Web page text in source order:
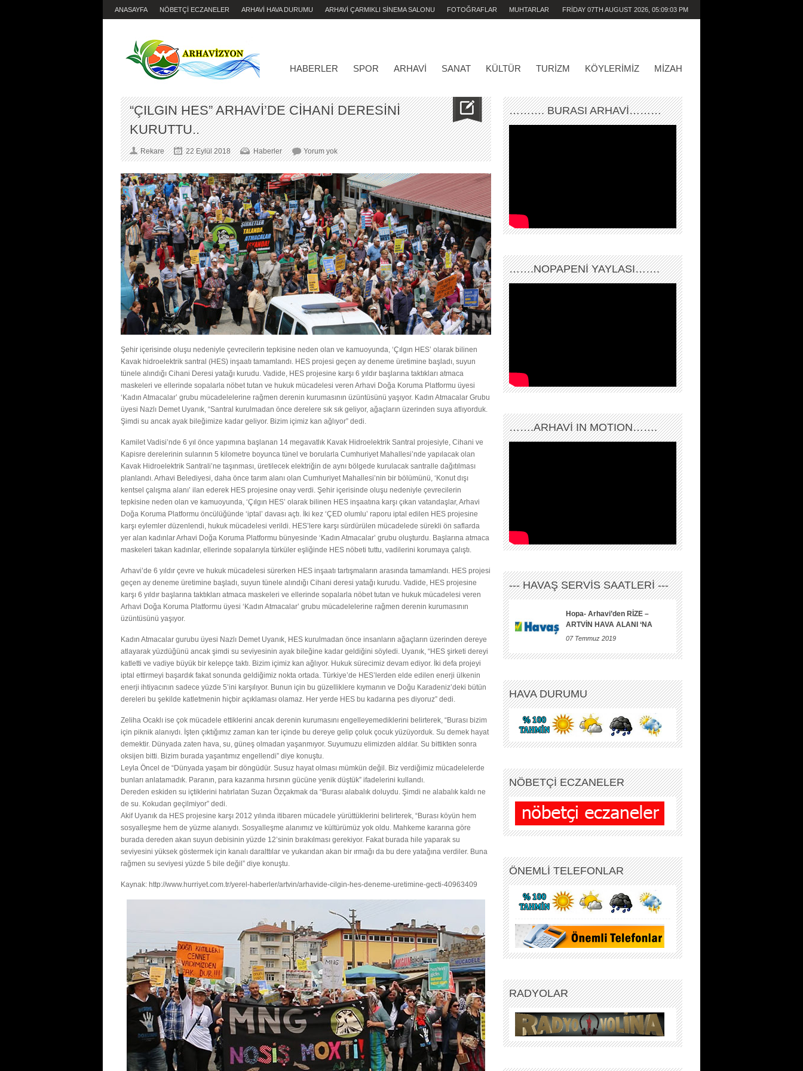
ANASAYFA NÖBETÇİ ECZANELER ARHAVİ HAVA DURUMU ARHAVİ ÇARMIKLI SİNEMA SALONU FOTOĞRAFLAR MUHTARLAR FRIDAY 07TH AUGUST 2026, 05:09:03 PM
HABERLER SPOR ARHAVI SANAT KÜLTÜR TURIZM KÖYLERIMIZ MIZAH
“ÇILGIN HES” ARHAVİ’DE CİHANİ DERESİNİ
KURUTTU..
Rekare 22 Eylül 2018 Haberler Yorum yok“ÇILGIN
HES”
ARHAVİ’DE
CİHANİ
DERESİNİ
KURUTTU..
Şehir içerisinde oluşu nedeniyle çevrecilerin tepkisine neden olan ve kamuoyunda, ‘Çılgın HES’ olarak bilinen
Kavak hidroelektrik santral (HES) inşaatı tamamlandı. HES projesi geçen ay deneme üretimine başladı, suyun
tünele alındığı Cihani Deresi yatağı kurudu. Vadide, HES projesine karşı 6 yıldır başlarına taktıkları atmaca
maskeleri ve ellerinde sopalarla nöbet tutan ve hukuk mücadelesi veren Arhavi Doğa Koruma Platformu üyesi
‘Kadın Atmacalar’ grubu mücadelelerine rağmen derenin kurumasının üzüntüsünü yaşıyor. Kadın Atmacalar Grubu
üyesi Nazlı Demet Uyanık, “Santral kurulmadan önce derelere sık sık geliyor, ağaçların üzerinden suya atlıyorduk.
Şimdi su ancak ayak bileğimize kadar geliyor. Bizim içimiz kan ağlıyor” dedi.
Kamilet Vadisi’nde 6 yıl önce yapımına başlanan 14 megavatlık Kavak Hidroelektrik Santral projesiyle, Cihani ve
Kapisre derelerinin sularının 5 kilometre boyunca tünel ve borularla Cumhuriyet Mahallesi’nde yapılacak olan
Kavak Hidroelektrik Santrali’ne taşınması, üretilecek elektriğin de aynı bölgede kurulacak santralle dağıtılması
planlandı. Arhavi Belediyesi, daha önce tarım alanı olan Cumhuriyet Mahallesi’nin bir bölümünü, ‘Konut dışı
kentsel çalışma alanı’ ilan ederek HES projesine onay verdi. Şehir içerisinde oluşu nedeniyle çevrecilerin
tepkisine neden olan ve kamuoyunda, ‘Çılgın HES’ olarak bilinen HES inşaatına karşı çıkan vatandaşlar, Arhavi
Doğa Koruma Platformu öncülüğünde ‘iptal’ davası açtı. İki kez ‘ÇED olumlu’ raporu iptal edilen HES projesine
karşı eylemler düzenlendi, hukuk mücadelesi verildi. HES’lere karşı sürdürülen mücadelede sürekli ön saflarda
yer alan kadınlar Arhavi Doğa Koruma Platformu bünyesinde ‘Kadın Atmacalar’ grubu oluşturdu. Başlarına atmaca
maskeleri takan kadınlar, ellerinde sopalarıyla türküler eşliğinde HES nöbeti tuttu, vadilerini korumaya çalıştı.
Arhavi’de 6 yıldır çevre ve hukuk mücadelesi sürerken HES inşaatı tartışmaların arasında tamamlandı. HES projesi
geçen ay deneme üretimine başladı, suyun tünele alındığı Cihani deresi yatağı kurudu. Vadide, HES projesine
karşı 6 yıldır başlarına taktıkları atmaca maskeleri ve ellerinde sopalarla nöbet tutan ve hukuk mücadelesi veren
Arhavi Doğa Koruma Platformu üyesi ‘Kadın Atmacalar’ grubu mücadelelerine rağmen derenin kurumasının
üzüntüsünü yaşıyor.
Kadın Atmacalar gurubu üyesi Nazlı Demet Uyanık, HES kurulmadan önce insanların ağaçların üzerinden dereye
atlayarak yüzdüğünü ancak şimdi su seviyesinin ayak bileğine kadar geldiğini söyledi. Uyanık, “HES şirketi dereyi
katletti ve vadiye büyük bir kelepçe taktı. Bizim içimiz kan ağlıyor. Hukuk sürecimiz devam ediyor. İki defa projeyi
iptal ettirmeyi başardık fakat sonunda geldiğimiz nokta ortada. Türkiye’de HES’lerden elde edilen enerji ülkenin
enerji ihtiyacının sadece yüzde 5’ini karşılıyor. Bunun için bu güzelliklere kıymanın ve Doğu Karadeniz’deki bütün
dereleri bu şekilde katletmenin hiçbir açıklaması olamaz. Her yerde HES bu kadarına pes diyoruz” dedi.
Zeliha Ocaklı ise çok mücadele ettiklerini ancak derenin kurumasını engelleyemediklerini belirterek, “Burası bizim
için piknik alanıydı. İşten çıktığımız zaman kan ter içinde bu dereye gelip çoluk çocuk yüzüyorduk. Su demek hayat
demektir. Dünyada zaten hava, su, güneş olmadan yaşanmıyor. Suyumuzu elimizden aldılar. Su bittikten sonra
oksijen bitti. Bizim burada yaşantımız engellendi” diye konuştu.
Leyla Öncel de “Dünyada yaşam bir döngüdür. Susuz hayat olması mümkün değil. Biz verdiğimiz mücadelelerde
bunları anlatamadık. Paranın, para kazanma hırsının gücüne yenik düştük” ifadelerini kullandı.
Dereden eskiden su içtiklerini hatırlatan Suzan Özçakmak da “Burası alabalık doluydu. Şimdi ne alabalık kaldı ne
de su. Kokudan geçilmiyor” dedi.
Akif Uyanık da HES projesine karşı 2012 yılında itibaren mücadele yürüttüklerini belirterek, “Burası köyün hem
sosyalleşme hem de yüzme alanıydı. Sosyalleşme alanımız ve kültürümüz yok oldu. Mahkeme kararına göre
burada dereden akan suyun debisinin yüzde 12’sinin bırakılması gerekiyor. Fakat burada hile yaparak su
seviyesini yüksek göstermek için kanalı daralttılar ve yukarıdan akan bir ırmağı da bu dere yatağına verdiler. Buna
rağmen su seviyesi yüzde 5 bile değil” diye konuştu.
Kaynak: http://www.hurriyet.com.tr/yerel-haberler/artvin/arhavide-cilgin-hes-deneme-uretimine-gecti-40963409
………. BURASI ARHAVİ………
…….NOPAPENİ YAYLASI…….
…….ARHAVI IN MOTION…….
--- HAVAŞ SERVİS SAATLERİ ---
Hopa- Arhavi’den RİZE –
ARTVİN HAVA ALANI ‘NA
07 Temmuz 2019
HAVA DURUMU
NÖBETÇİ ECZANELER
ÖNEMLİ TELEFONLAR
RADYOLAR